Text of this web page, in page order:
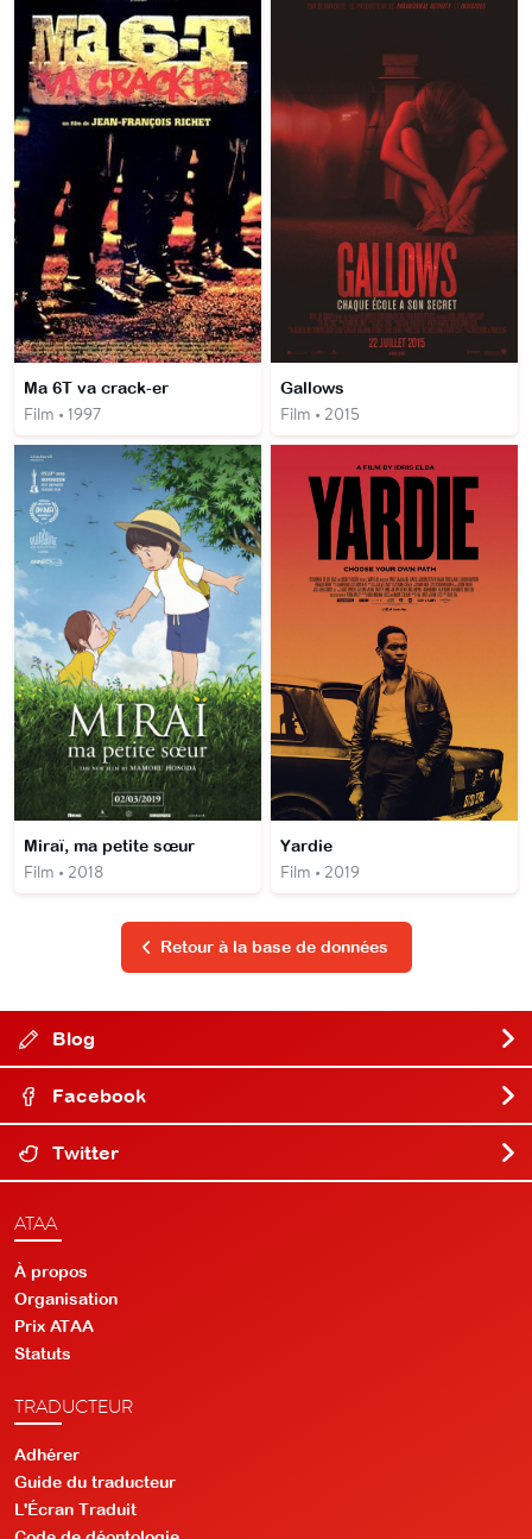
Ma 6T va crack-er
Film • 1997
Gallows
Film • 2015
Miraï, ma petite sœur
Film • 2018
Yardie
Film • 2019
Retour à la base de données
Blog
Facebook
Twitter
ATAA
À propos
Organisation
Prix ATAA
Statuts
TRADUCTEUR
Adhérer
Guide du traducteur
L'Écran Traduit